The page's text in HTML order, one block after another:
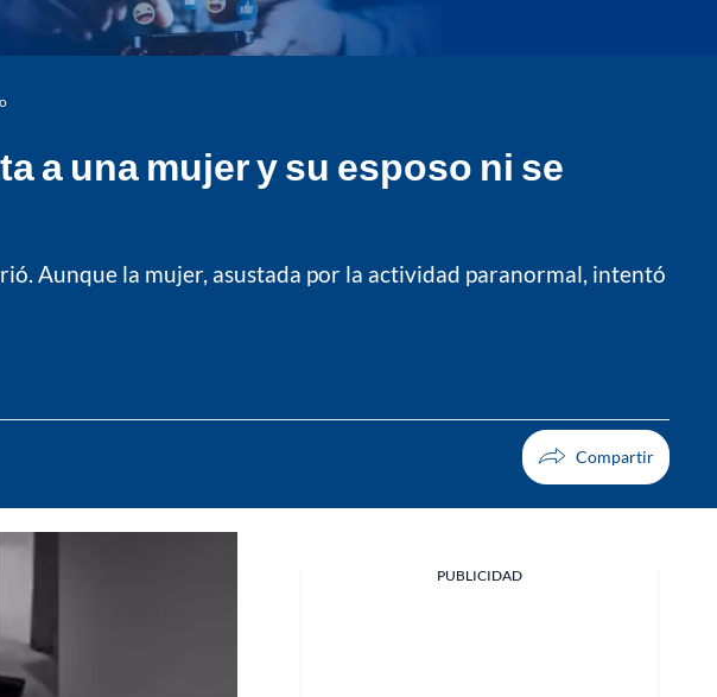
a una mujer y su esposo ni se
Aunque la mujer, asustada por la actividad paranormal, intentó
PUBLICIDAD